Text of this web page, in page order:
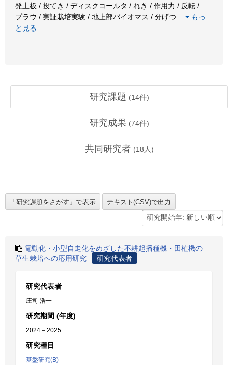
発土板 / 投てき / ディスクコールタ / れき / 作用力 / 反転 /
プラウ / 実証栽培実験 / 地上部バイオマス / 分げつ
もっ
と見る
研究課題 (14件)
研究成果 (74件)
共同研究者 (18 人)
電動化・小型自走化をめざした不耕起播種機・田植機の
草生栽培への応用研究
研究代表者
研究代表者
庄司 浩一
研究期間 (年度)
2024 – 2025
研究種目
基盤研究(B)